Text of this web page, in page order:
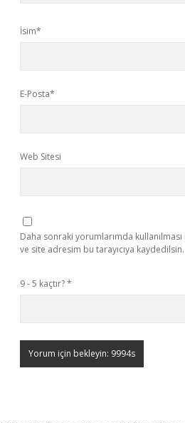
İsim*
E-Posta*
Web Sitesi
Daha sonraki yorumlarımda
ve site adresim bu tarayıcıya kaydedilsin.
9 - 5 kaçtır?*